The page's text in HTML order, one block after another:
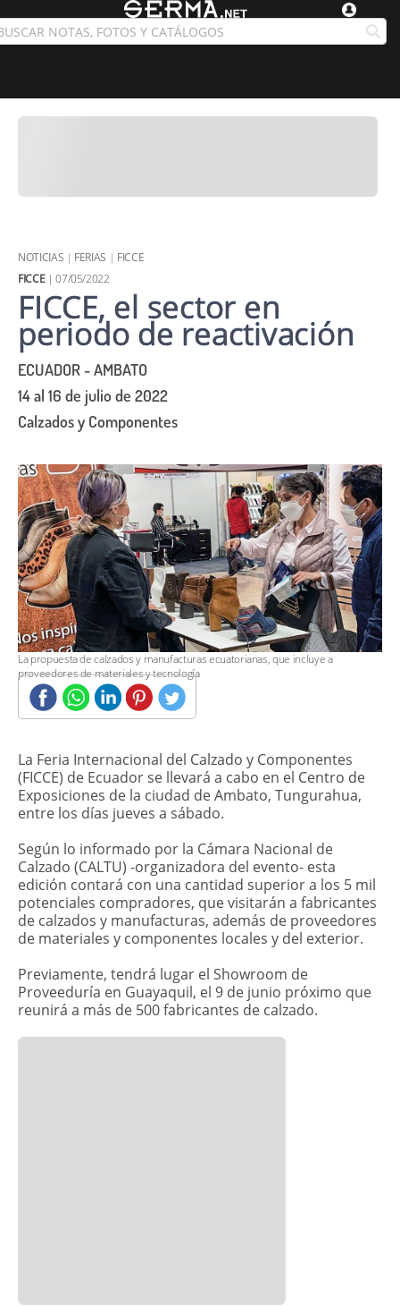
NOTICIAS | FERIAS | FICCE
FICCE| 07/05/2022
FICCE, el sector en
periodo de reactivación
ECUADOR - AMBATO
14 al 16 de julio de 2022
Calzados y Componentes
La propuesta de calzados y manufacturas ecuatorianas, que incluye a
proveedores de materiales y tecnología
La Feria Internacional del Calzado y Componentes
(FICCE) de Ecuador se llevará a cabo en el Centro de
Exposiciones de la ciudad de Ambato, Tungurahua,
entre los días jueves a sábado.
Según lo informado por la Cámara Nacional de
Calzado (CALTU) -organizadora del evento- esta
edición contará con una cantidad superior a los 5 mil
potenciales compradores, que visitarán a fabricantes
de calzados y manufacturas, además de proveedores
de materiales y componentes locales y del exterior.
Previamente, tendrá lugar el Showroom de
Proveeduría en Guayaquil, el 9 de junio próximo que
reunirá a más de 500 fabricantes de calzado.